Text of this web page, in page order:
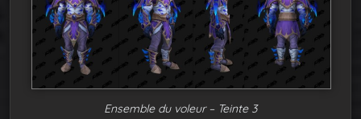
Ensemble du voleur – Teinte 3